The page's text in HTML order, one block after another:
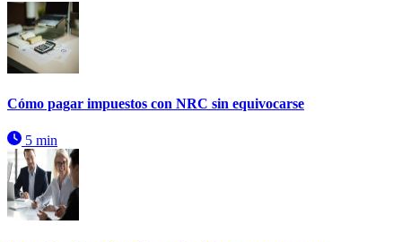
Cómo pagar impuestos con NRC sin equivocarse
5 min